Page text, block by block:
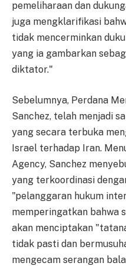
pemeliharaan dan
juga mengklarifikasi
tidak mencerminkan
yang ia gambarkan
diktator."
Sebelumnya, Perdana
Sanchez, telah menjadi
yang secara terbuka
Israel terhadap Iran.
Agency, Sanchez
yang terkoordinasi
"pelanggaran hukum
memperingatkan bahwa
akan menciptakan
tidak pasti dan
mengecam serangan